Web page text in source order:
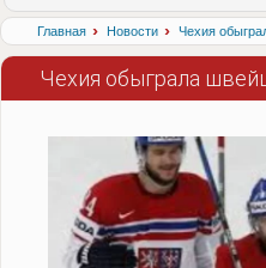
Главная › Новости › Чехия
Чехия обыграла